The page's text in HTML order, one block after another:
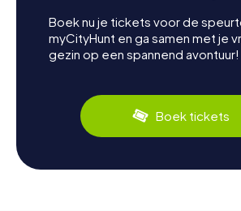
Boek nu je tickets voor de
myCityHunt en ga samen met je
gezin op een spannend avontuur!
Boek tickets